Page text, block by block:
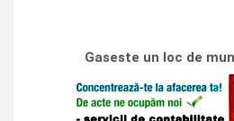
Gaseste un loc de